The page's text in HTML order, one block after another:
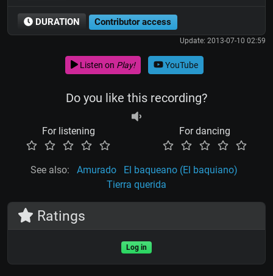
DURATION Contributor access
Update: 2013-07-10 02:59
Listen on Play! YouTube
Do you like this recording?
For listening For dancing
See also: Amurado
El baqueano (El baquiano)
Tierra querida
Ratings
Log in